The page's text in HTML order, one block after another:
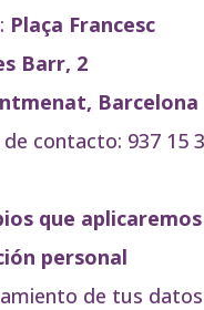
Plaça Francesc
Barr, 2
Barcelona
contacto: 937 15
que
personal
de tus datos